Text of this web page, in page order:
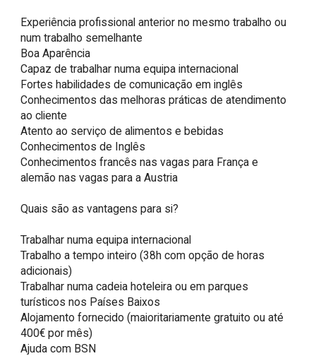
Experiência profissional anterior no mesmo trabalho ou
num trabalho semelhante
Boa Aparência
Capaz de trabalhar numa equipa internacional
Fortes habilidades de comunicação em inglês
Conhecimentos das melhoras práticas de atendimento
ao cliente
Atento ao serviço de alimentos e bebidas
Conhecimentos de Inglês
Conhecimentos francês nas vagas para França e
alemão nas vagas para a Austria
Quais são as vantagens para si?
Trabalhar numa equipa internacional
Trabalho a tempo inteiro (38h com opção de horas
adicionais)
Trabalhar numa cadeia hoteleira ou em parques
turísticos nos Países Baixos
Alojamento fornecido (maioritariamente gratuito ou até
400€ por mês)
Ajuda com BSN